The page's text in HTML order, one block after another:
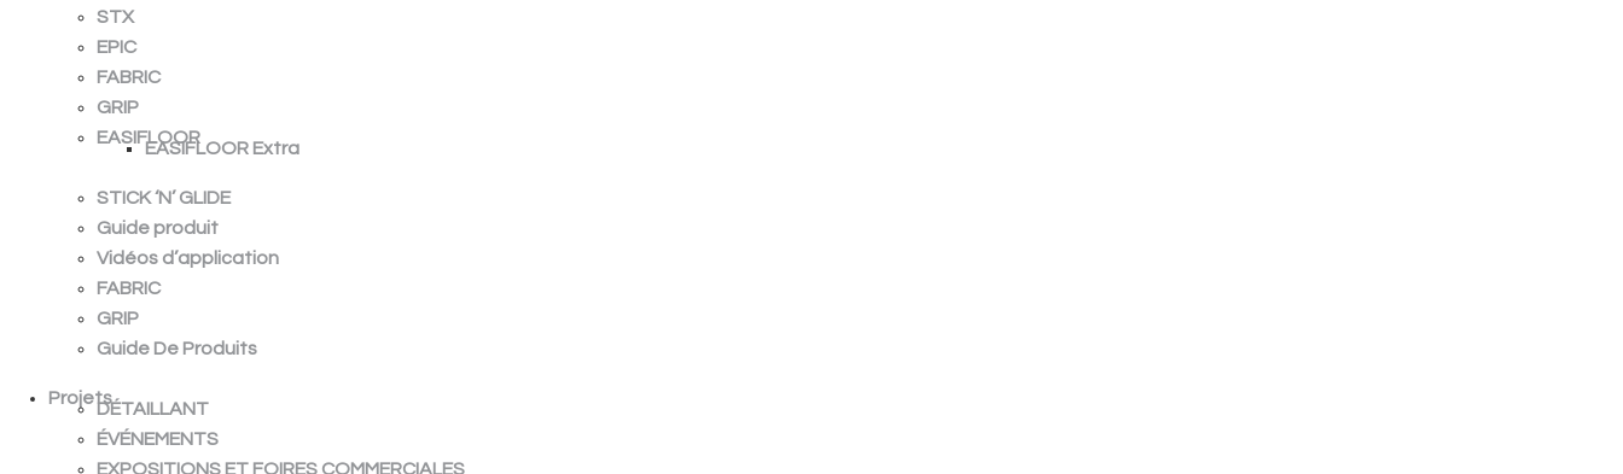
STX
EPIC
FABRIC
GRIP
EASIFLOOR
EASIFLOOR Extra
STICK ‘N’ GLIDE
Guide produit
Vidéos d’application
FABRIC
GRIP
Guide De Produits
Projets
DÉTAILLANT
ÉVÉNEMENTS
EXPOSITIONS ET FOIRES COMMERCIALES